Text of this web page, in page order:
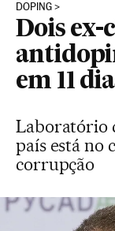
DOPING
Dois ex-
em 11
Laboratório
país está no
corrupção